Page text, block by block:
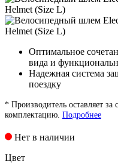
Оптимальное
вида и
Надежная система
поездку
* Производитель оставляет
комплектацию. Подробнее
Нет в наличии
Цвет